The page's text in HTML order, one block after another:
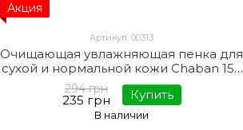
Акция
Артикул: 00313
Очищающая увлажняющая пенка для
сухой и нормальной кожи Chaban 150
мл
294 грн
235 грн Купить
В наличии